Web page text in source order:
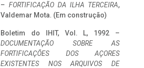
– FORTIFICAÇÃO DA ILHA TERCEIRA,
Valdemar Mota. (Em construção)
Boletim do IHIT, Vol. L, 1992 –
DOCUMENTAÇÃO SOBRE AS
FORTIFICAÇÕES DOS AÇORES
EXISTENTES NOS ARQUIVOS DE